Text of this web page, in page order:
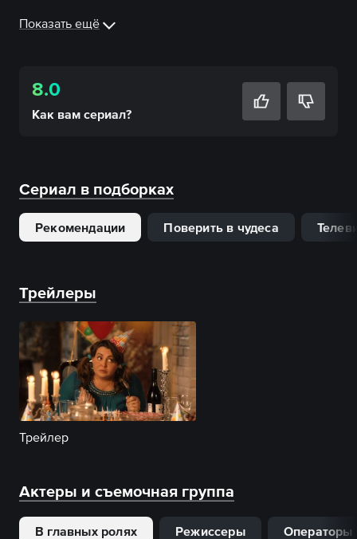
Показать ещё
8.0
Как вам сериал?
Сериал в подборках
Рекомендации Поверить в чудеса
Трейлеры
Трейлер
Актеры и съемочная группа
В главных ролях Режиссеры Операторы